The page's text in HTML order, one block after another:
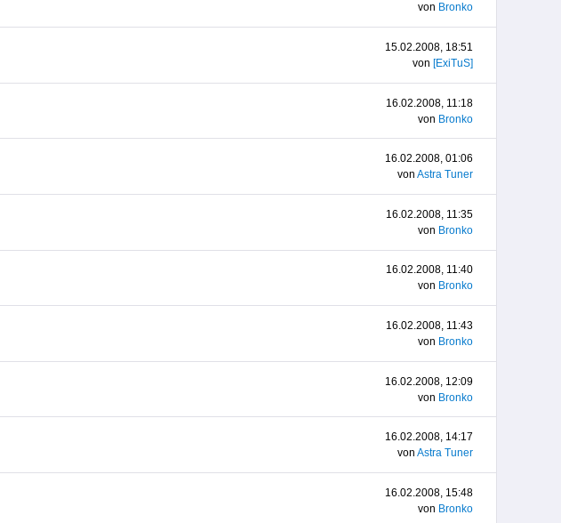
von Bronko
15.02.2008, 18:51
von [ExiTuS]
16.02.2008, 11:18
von Bronko
16.02.2008, 01:06
vonAstra Tuner
16.02.2008, 11:35
von Bronko
16.02.2008, 11:40
von Bronko
16.02.2008, 11:43
von Bronko
16.02.2008, 12:09
von Bronko
16.02.2008, 14:17
vonAstra Tuner
16.02.2008, 15:48
von Bronko